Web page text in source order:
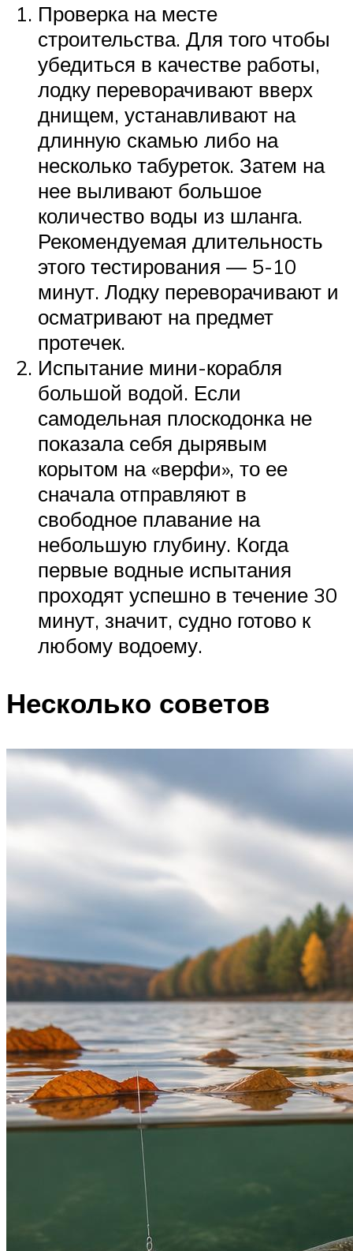
Проверка на месте
строительства. Для того чтобы
убедиться в качестве работы,
лодку переворачивают вверх
днищем, устанавливают на
длинную скамью либо на
несколько табуреток. Затем на
нее выливают большое
количество воды из шланга.
Рекомендуемая длительность
этого тестирования — 5-10
минут. Лодку переворачивают и
осматривают на предмет
протечек.
Испытание мини-корабля
большой водой. Если
самодельная плоскодонка не
показала себя дырявым
корытом на «верфи», то ее
сначала отправляют в
свободное плавание на
небольшую глубину. Когда
первые водные испытания
проходят успешно в течение 30
минут, значит, судно готово к
любому водоему.
Несколько советов